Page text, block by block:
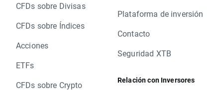
CFDs sobre Divisas
CFDs sobre Índices
Acciones
ETFs
CFDs sobre Crypto
Plataforma de inversión
Contacto
Seguridad XTB
Relación con Inversores